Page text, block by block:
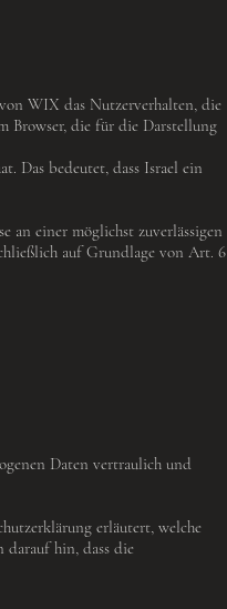
WIX das Nutzerverhalten, die
Browser, die für die Darstellung
Das bedeutet, dass Israel ein
einer möglichst zuverlässigen
auf Grundlage von Art. 6
Daten vertraulich und
erläutert, welche
darauf hin, dass die